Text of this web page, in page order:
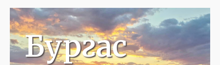
Бургас